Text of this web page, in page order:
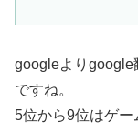
googleよりgoogle
ですね。
5位から9位はゲー